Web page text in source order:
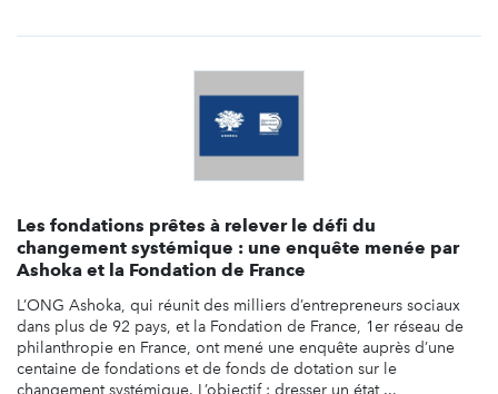
Les fondations prêtes à relever le défi du
changement systémique : une enquête menée par
Ashoka et la Fondation de France
L’ONG Ashoka, qui réunit des milliers d’entrepreneurs sociaux
dans plus de 92 pays, et la Fondation de France, 1er réseau de
philanthropie en France, ont mené une enquête auprès d’une
centaine de fondations et de fonds de dotation sur le
changement systémique. L’objectif : dresser un état ...